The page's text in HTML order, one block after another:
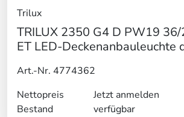
Trilux
TRILUX 2350 G4 D PW19
ET LED-Deckenanbauleuchte
Art.-Nr. 4774362
Nettopreis
Jetzt anmelden
Bestand
verfügbar